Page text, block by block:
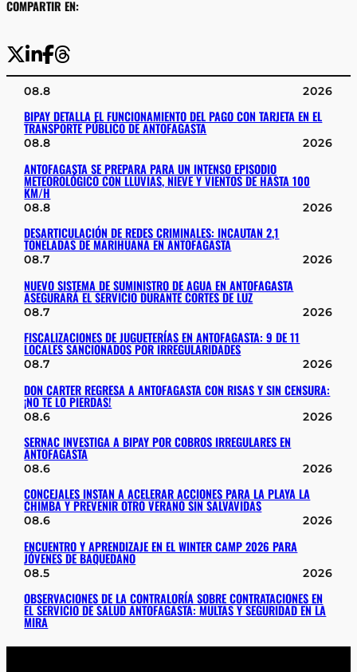
COMPARTIR EN:
08.8 2026
BIPAY DETALLA EL FUNCIONAMIENTO DEL PAGO CON TARJETA EN EL
TRANSPORTE PÚBLICO DE ANTOFAGASTA
08.8 2026
ANTOFAGASTA SE PREPARA PARA UN INTENSO EPISODIO
METEOROLÓGICO CON LLUVIAS, NIEVE Y VIENTOS DE HASTA 100
KM/H
08.8 2026
DESARTICULACIÓN DE REDES CRIMINALES: INCAUTAN 2,1
TONELADAS DE MARIHUANA EN ANTOFAGASTA
08.7 2026
NUEVO SISTEMA DE SUMINISTRO DE AGUA EN ANTOFAGASTA
ASEGURARÁ EL SERVICIO DURANTE CORTES DE LUZ
08.7 2026
FISCALIZACIONES DE JUGUETERÍAS EN ANTOFAGASTA: 9 DE 11
LOCALES SANCIONADOS POR IRREGULARIDADES
08.7 2026
DON CARTER REGRESA A ANTOFAGASTA CON RISAS Y SIN CENSURA:
¡NO TE LO PIERDAS!
08.6 2026
SERNAC INVESTIGA A BIPAY POR COBROS IRREGULARES EN
ANTOFAGASTA
08.6 2026
CONCEJALES INSTAN A ACELERAR ACCIONES PARA LA PLAYA LA
CHIMBA Y PREVENIR OTRO VERANO SIN SALVAVIDAS
08.6 2026
ENCUENTRO Y APRENDIZAJE EN EL WINTER CAMP 2026 PARA
JÓVENES DE BAQUEDANO
08.5 2026
OBSERVACIONES DE LA CONTRALORÍA SOBRE CONTRATACIONES EN
EL SERVICIO DE SALUD ANTOFAGASTA: MULTAS Y SEGURIDAD EN LA
MIRA